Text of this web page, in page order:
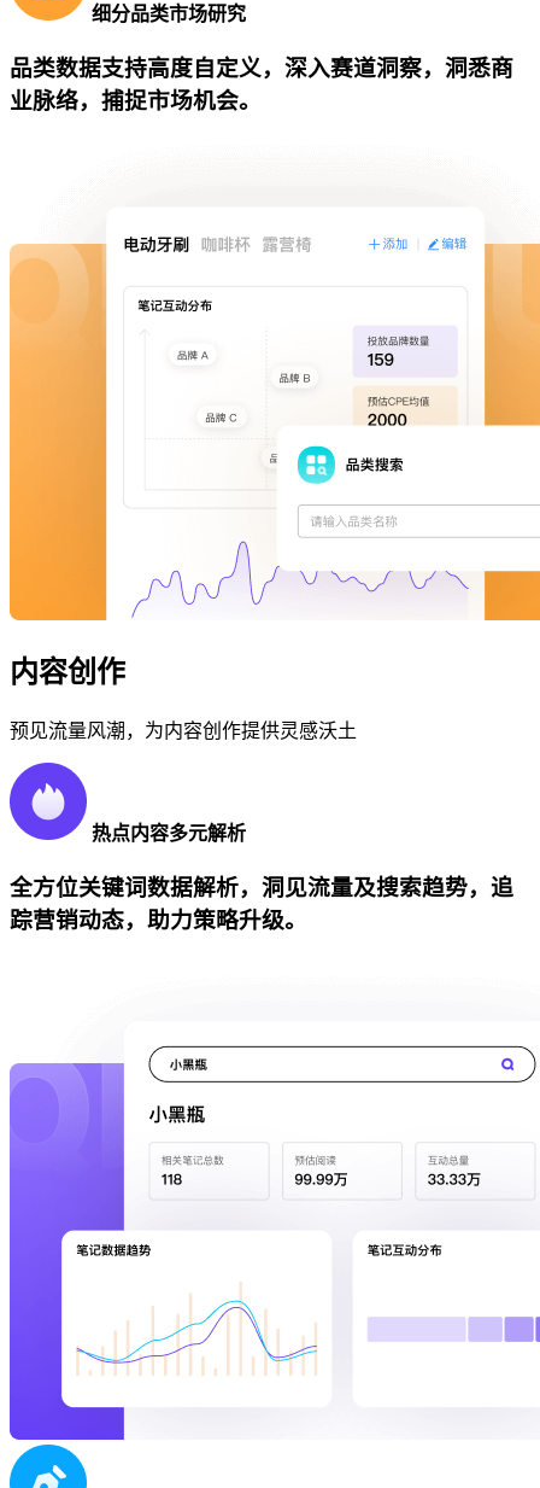
细分品类市场研究
品类数据支持高度自定义，深入赛道洞察，洞悉商
业脉络，捕捉市场机会。
内容创作
预见流量风潮，为内容创作提供灵感沃土
热点内容多元解析
全方位关键词数据解析，洞见流量及搜索趋势，追
踪营销动态，助力策略升级。